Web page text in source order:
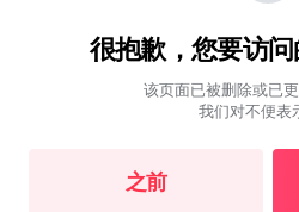
很抱歉，您要访
该页面已被删除或已
我们对不便表
之前